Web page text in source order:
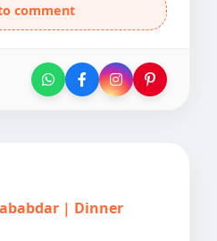
comment
Lababdar | Dinner